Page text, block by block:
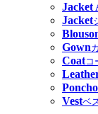
Jacket
Jacket
Gown
Coatコ
Poncho
Vestベ